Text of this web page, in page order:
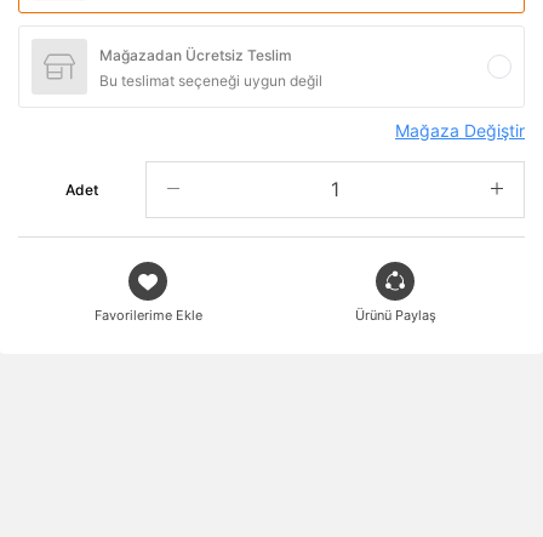
Mağazadan Ücretsiz Teslim
Bu teslimat seçeneği uygun değil
Mağaza Değiştir
Adet
Favorilerime Ekle Ürünü Paylaş